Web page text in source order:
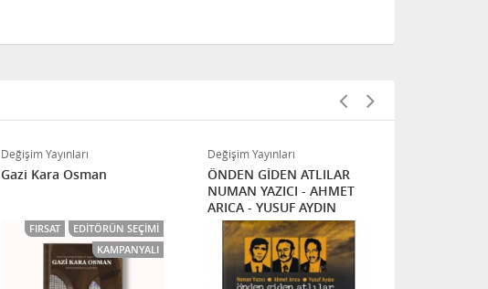
Değişim Yayınları
Gazi Kara Osman
FIRSAT
EDITÖRÜN SEÇIMI
KAMPANYALI
Değişim Yayınları
ÖNDEN GİDEN ATLILAR
NUMAN YAZICI - AHMET
ARICA - YUSUF AYDIN